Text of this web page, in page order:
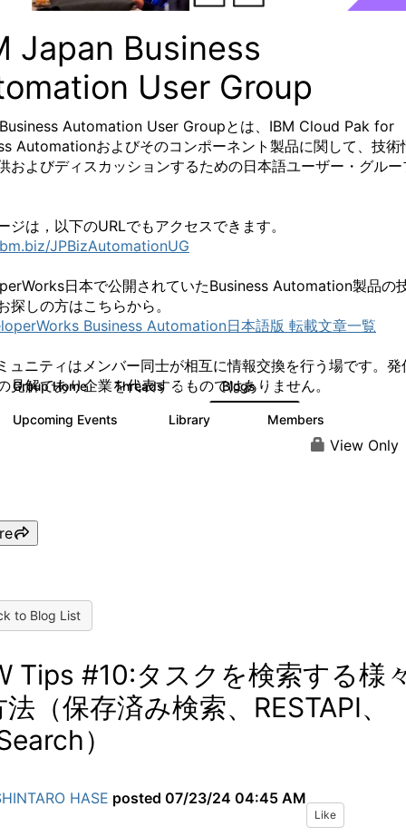
Japan Business
User Group
Automation User Groupとは、IBM Cloud Pak for
Automationおよびそのコンポーネント製品に関して、技術
およびディスカッションするための日本語ユーザー・グルー
ジは，以下のURLでもアクセスできます。
JPBizAutomationUG
日本で公開されていたBusiness Automation製品の
探しの方はこちらから。
Business Automation日本語版 転載文章一覧
ュニティはメンバー同士が相互に情報交換を行う場です。 発
見解であり企業を代表するものではありません。
Group Home Threads 30 Blogs 73
Upcoming Events Library Members
View Only
to Blog List
Tips #10:タスクを検索する様
（保存済み検索、RESTAPI、
）
HASE posted 07/23/24 04:45 AM
Like